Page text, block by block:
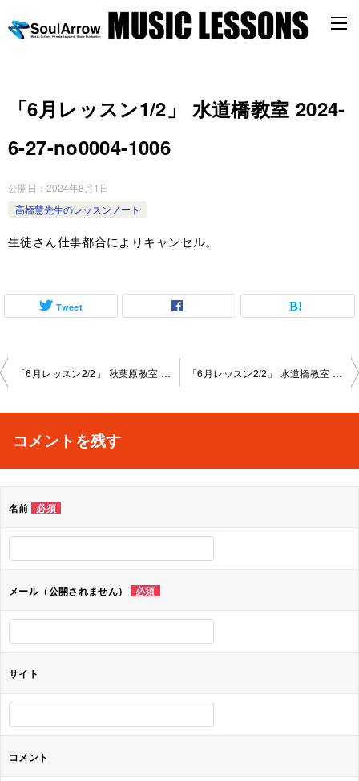
「6月レッスン1/2」 水道橋教室 2024-
6-27-no0004-1006
公開日： 2024年8月1日
高橋慧先生のレッスンノート
生徒さん仕事都合によりキャンセル。
Tweet
投
ビ
シ
ョ
ン
「6月レッスン2/2」 秋葉原教室 2024-6-29-no0004-1086 「6月レッスン2/2」 水道橋教室 2024-6-27-no0004-1006
コメントを残す
名前 必須
メール（公開されません） 必須
サイト
コメント